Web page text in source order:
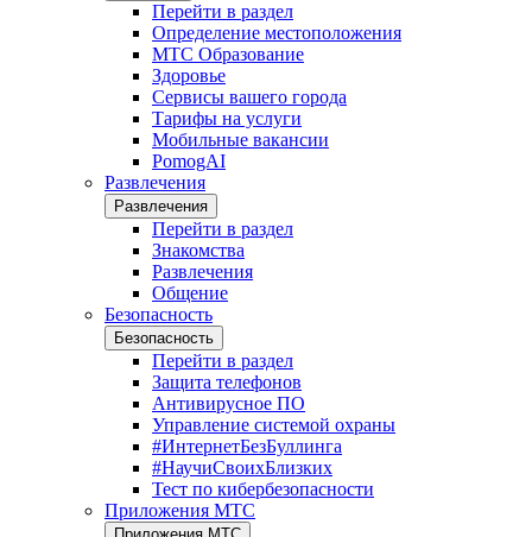
Перейти в раздел
Определение местоположения
МТС Образование
Здоровье
Сервисы вашего города
Тарифы на услуги
Мобильные вакансии
PomogAI
Развлечения
Развлечения
Перейти в раздел
Знакомства
Развлечения
Общение
Безопасность
Безопасность
Перейти в раздел
Защита телефонов
Антивирусное ПО
Управление системой охраны
#ИнтернетБезБуллинга
#НаучиСвоихБлизких
Тест по кибербезопасности
Приложения МТС